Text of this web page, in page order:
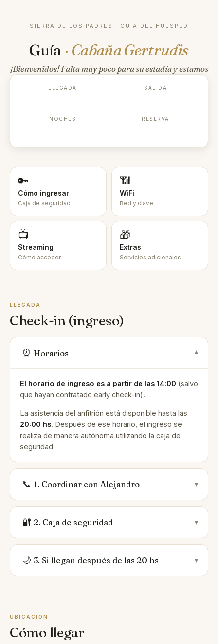
SIERRA DE LOS PADRES · GUÍA DEL HUÉSPED
Guía · Cabaña Gertrudis
¡Bienvenidos! Falta muy poco para su estadía y estamos
LLEGADA
—
SALIDA
—
NOCHES
—
RESERVA
—
🔑
Cómo ingresar
Caja de seguridad
📶
WiFi
Red y clave
📺
Streaming
Cómo acceder
🎁
Extras
Servicios adicionales
LLEGADA
Check-in (ingreso)
⏰ Horarios ▾
El horario de ingreso es a partir de las 14:00 (salvo
que hayan contratado early check-in).
La asistencia del anfitrión está disponible hasta las
20:00 hs. Después de ese horario, el ingreso se
realiza de manera autónoma utilizando la caja de
seguridad.
📞 1. Coordinar con Alejandro ▾
🔐 2. Caja de seguridad ▾
🌙 3. Si llegan después de las 20 hs ▾
UBICACIÓN
Cómo llegar